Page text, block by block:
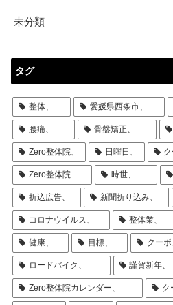
未分類
タグ
整体、 愛媛県西条市、
腰痛、 骨盤矯正、
Zero整体院、 日曜日、 ク
Zero整体院 時世、
折込広告、 新聞折り込み、
コロナウイルス、 整体業、
健康、 目標、 クー
ロードバイク、 謹賀新年、
Zero整体院カレンダー、 ク